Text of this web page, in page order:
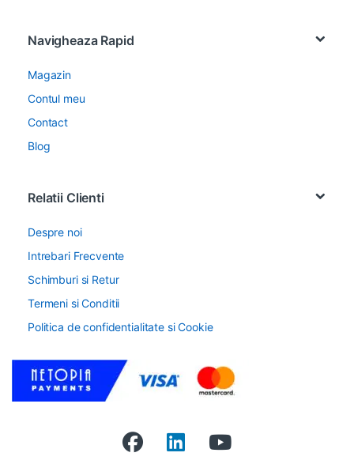
Navigheaza Rapid
Magazin
Contul meu
Contact
Blog
Relatii Clienti
Despre noi
Intrebari Frecvente
Schimburi si Retur
Termeni si Conditii
Politica de confidentialitate si Cookie